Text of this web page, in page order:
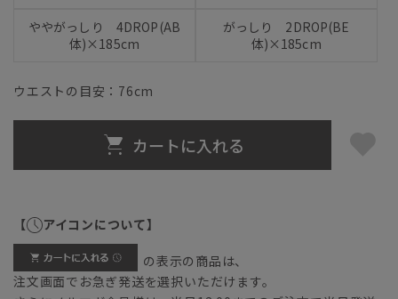
ややがっしり 4DROP(AB
体)×185cm
がっしり 2DROP(BE
体)×185cm
ウエストの目安： 76cm
カートに入れる
【 アイコンについて】
の表示の商品は、
注文画面でお急ぎ発送を選択いただけます。